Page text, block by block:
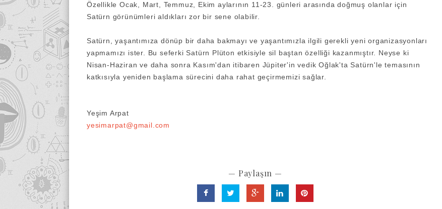
Özellikle Ocak, Mart, Temmuz, Ekim aylarının 11-23. günleri arasında doğmuş olanlar için
Satürn görünümleri aldıkları zor bir sene olabilir.
Satürn, yaşantımıza dönüp bir daha bakmayı ve yaşantımızla ilgili gerekli yeni organizasyonları
yapmamızı ister. Bu seferki Satürn Plüton etkisiyle sil baştan özelliği kazanmıştır. Neyse ki
Nisan-Haziran ve daha sonra Kasım'dan itibaren Jüpiter'in vedik Oğlak'ta Satürn'le temasının
katkısıyla yeniden başlama sürecini daha rahat geçirmemizi sağlar.
Yeşim Arpat
yesimarpat@gmail.com
— Paylaşın —